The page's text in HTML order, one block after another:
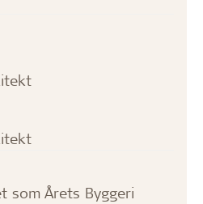
som Årets Byggeri